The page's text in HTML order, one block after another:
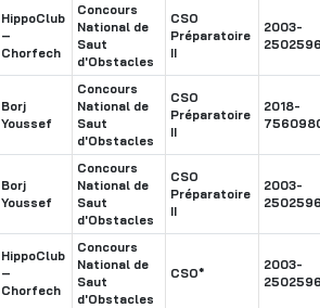
HippoClub
–
Chorfech
Concours
National de
Saut
d'Obstacles
CSO
Préparatoire
II
2003-
Borj
Youssef
Concours
National de
Saut
d'Obstacles
CSO
Préparatoire
II
2018-
Borj
Youssef
Concours
National de
Saut
d'Obstacles
CSO
Préparatoire
II
2003-
HippoClub
–
Chorfech
Concours
National de
Saut
d'Obstacles
CSO*
2003-